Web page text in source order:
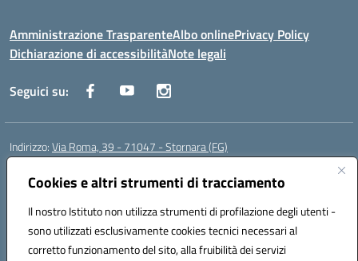
Cookies e altri strumenti di tracciamento
Il nostro Istituto non utilizza strumenti di profilazione degli utenti -
sono utilizzati esclusivamente cookies tecnici necessari al
corretto funzionamento del sito, alla fruibilità dei servizi
Amministrazione TrasparenteAlbo onlinePrivacy Policy
Dichiarazione di accessibilitàNote legali
Seguici su:
Indirizzo:Via Roma, 39 - 71047 - Stornara (FG)
Centralino:
Posta elettronica certificata (PEC):FGIC83700P@pec.istruzione.it
Codice fiscale: 90015650717
Codice meccanografico:FGIC83700P
Codice Indice delle Pubbliche Amministrazioni (IPA): istsc_fgic83700p